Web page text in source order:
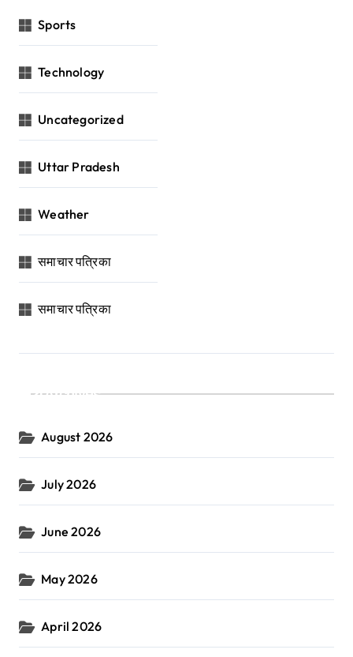
Sports
Technology
Uncategorized
Uttar Pradesh
Weather
समाचार पत्रिका
समाचार पत्रिका
Archives
August 2026
July 2026
June 2026
May 2026
April 2026